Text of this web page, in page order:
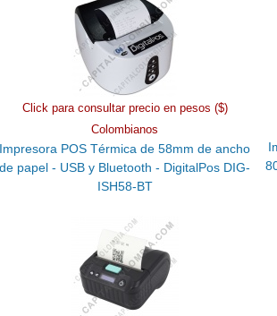
Click para consultar precio en pesos ($)
Colombianos
Impresora POS Térmica de 58mm de ancho
de papel - USB y Bluetooth - DigitalPos DIG-
ISH58-BT